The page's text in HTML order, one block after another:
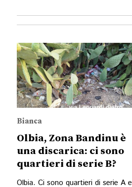
Bianca
Olbia, Zona Bandinu è
una discarica: ci sono
quartieri di serie B?
Olbia. Ci sono quartieri di serie A e